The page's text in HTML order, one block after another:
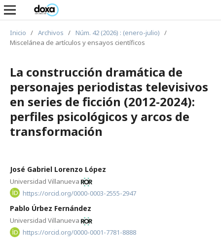
Inicio / Archivos / Núm. 42 (2026) : (enero-julio) /
Miscelánea de artículos y ensayos científicos
La construcción dramática de
personajes periodistas televisivos
en series de ficción (2012-2024):
perfiles psicológicos y arcos de
transformación
José Gabriel Lorenzo López
Universidad Villanueva
https://orcid.org/0000-0003-2555-2947
Pablo Úrbez Fernández
Universidad Villanueva
https://orcid.org/0000-0001-7781-8888